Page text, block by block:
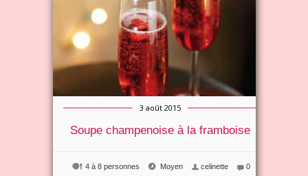
3 août 2015
Soupe champenoise à la framboise
0
celinette
Moyen
4 à 8 personnes